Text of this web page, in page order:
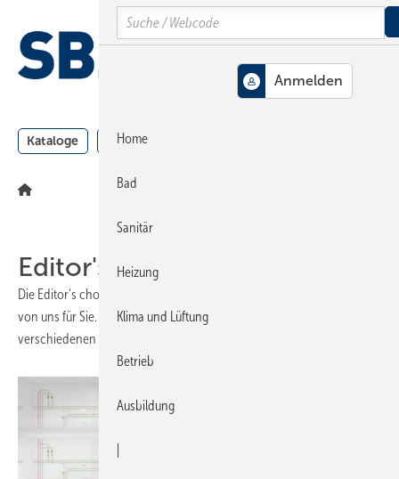
Hauptinhalt
Hauptmenü
SiteSearch
Kataloge Meldungen
Editor's choice
Die Editor's choice ist eine Reihe von speziell ausgewählten Inhalten
von uns für Sie. Auf einen Blick finden Sie hier relevante Themen aus
verschiedenen Bereichen der Branche.
Search
Home
Bad
Sanitär
Heizung
Klima und Lüftung
Betrieb
Ausbildung